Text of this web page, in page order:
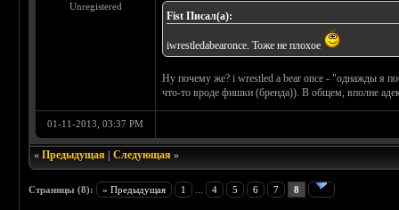
Unregistered
Fist Писал(а):
iwrestledabearonce. Тоже не плохое
Ну почему же? i wrestled a bear once - "однажды я
что-то вроде фишки (бренда)). В общем, вполне
01-11-2013, 03:37 PM
«Предыдущая |Следующая »
Страницы (8): « Предыдущая 1 4 5 6 7 8